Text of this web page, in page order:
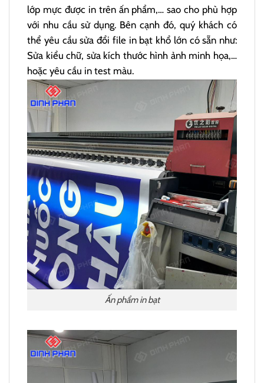
lớp mực được in trên ấn phẩm,… sao cho phù hợp
với nhu cầu sử dụng. Bên cạnh đó, quý khách có
thể yêu cầu sửa đổi file in bạt khổ lớn có sẵn như:
Sửa kiểu chữ, sửa kích thước hình ảnh minh họa,…
hoặc yêu cầu in test màu.
Ấn phẩm in bạt